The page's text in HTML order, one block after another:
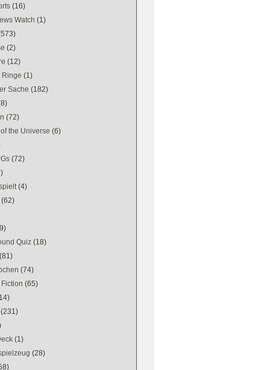
(16)
Watch (1)
(2)
(12)
Ringe (1)
Sache (182)
(72)
the Universe (6)
(72)
(4)
(62)
Quiz (18)
(81)
(74)
(65)
(231)
(1)
(28)